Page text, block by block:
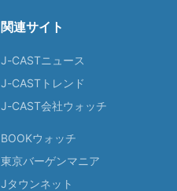
関連サイト
J-CASTニュース
J-CASTトレンド
J-CAST会社ウォッチ
BOOKウォッチ
東京バーゲンマニア
Jタウンネット